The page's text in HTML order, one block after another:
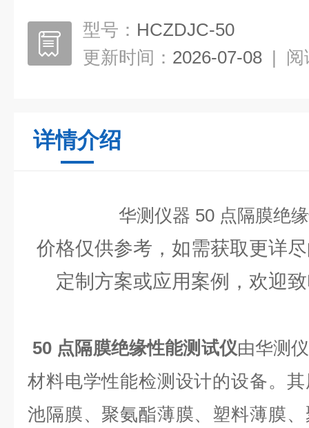
型号： HCZDJC-50
更新时间： 2026-07-08 | 阅
详情介绍
华测仪器 50 点隔膜绝
价格仅供参考，如需获取更详
定制方案或应用案例，欢迎
50 点隔膜绝缘性能测试仪由华测
材料电学性能检测设计的设备。
池隔膜、聚氨酯薄膜、塑料薄膜